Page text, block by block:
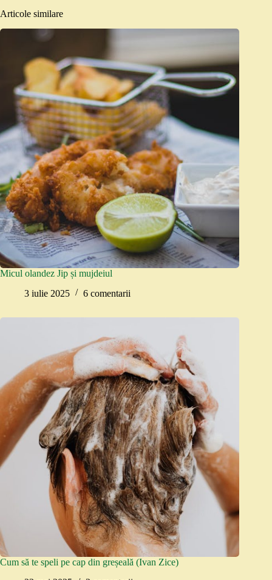
Articole similare
Micul olandez Jip și mujdeiul
3 iulie 2025
6 comentarii
Cum să te speli pe cap din greșeală (Ivan Zice)